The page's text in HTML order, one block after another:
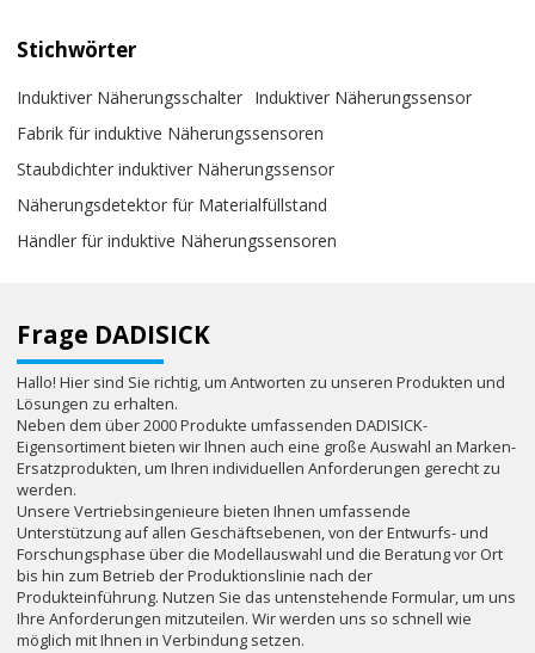
Stichwörter
Induktiver Näherungsschalter Induktiver Näherungssensor
Fabrik für induktive Näherungssensoren
Staubdichter induktiver Näherungssensor
Näherungsdetektor für Materialfüllstand
Händler für induktive Näherungssensoren
Frage DADISICK
Hallo! Hier sind Sie richtig, um Antworten zu unseren Produkten und
Lösungen zu erhalten.
Neben dem über 2000 Produkte umfassenden DADISICK-
Eigensortiment bieten wir Ihnen auch eine große Auswahl an Marken-
Ersatzprodukten, um Ihren individuellen Anforderungen gerecht zu
werden.
Unsere Vertriebsingenieure bieten Ihnen umfassende
Unterstützung auf allen Geschäftsebenen, von der Entwurfs- und
Forschungsphase über die Modellauswahl und die Beratung vor Ort
bis hin zum Betrieb der Produktionslinie nach der
Produkteinführung. Nutzen Sie das untenstehende Formular, um uns
Ihre Anforderungen mitzuteilen. Wir werden uns so schnell wie
möglich mit Ihnen in Verbindung setzen.